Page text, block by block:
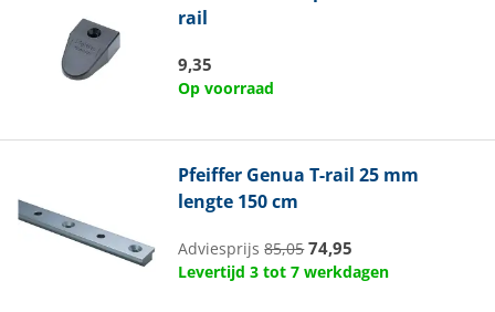
rail
9,35
Op voorraad
Pfeiffer Genua T-rail 25 mm
lengte 150 cm
Adviesprijs85,05 74,95
Levertijd 3 tot 7 werkdagen